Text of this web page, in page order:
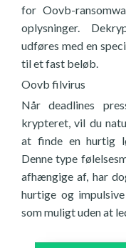
for Oovb-
oplysninger.
udføres med en
til et fast beløb.
Oovb filvirus
Når deadlines
krypteret, vil du
at finde en hurtig
Denne type
afhængige af, har
hurtige og
som muligt uden at